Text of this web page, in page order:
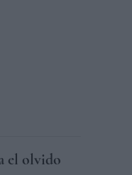
el olvido